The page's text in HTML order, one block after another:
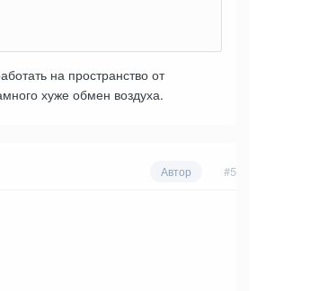
на пространство от
хуже обмен воздуха.
Автор #5